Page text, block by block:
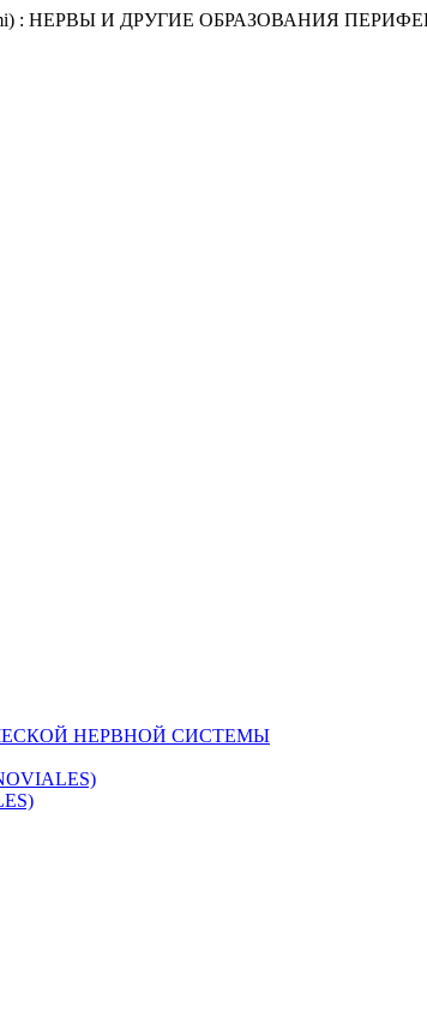
(rami) : НЕРВЫ И ДРУГИЕ ОБРАЗОВАНИЯ
НЕРВНОЙ СИСТЕМЫ